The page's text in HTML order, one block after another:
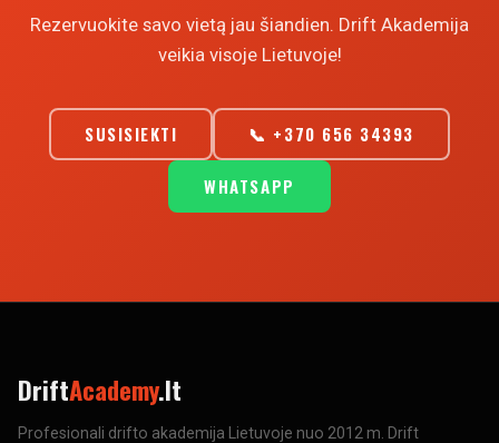
Rezervuokite savo vietą jau šiandien. Drift Akademija
veikia visoje Lietuvoje!
SUSISIEKTI 📞 +370 656 34393
WHATSAPP
DriftAcademy.lt
Profesionali drifto akademija Lietuvoje nuo 2012 m. Drift